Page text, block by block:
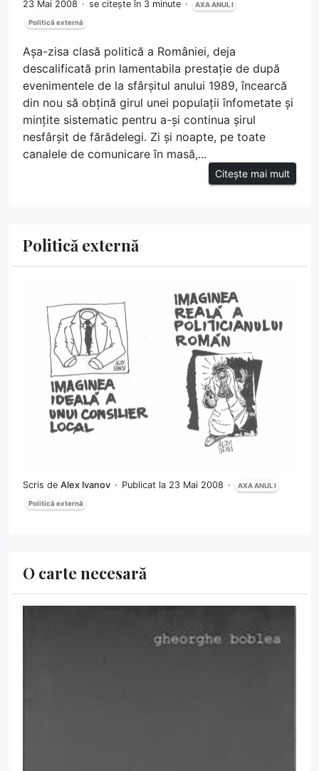
23 Mai 2008
se citește în 3 minute AXA ANUL I
Politică externă
Așa-zisa clasă politică a României, deja
descalificată prin lamentabila prestație de după
evenimentele de la sfârșitul anului 1989, încearcă
din nou să obțină girul unei populații înfometate și
mințite sistematic pentru a-și continua șirul
nesfârșit de fărădelegi. Zi și noapte, pe toate
canalele de comunicare în masă,...
Citește mai mult
Politică externă
Scris de Alex Ivanov Publicat la 23 Mai 2008 AXA ANUL I
Politică externă
O carte necesară